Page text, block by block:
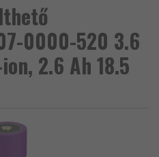
0000-520 3.6
2.6 Ah 18.5